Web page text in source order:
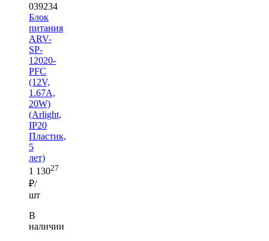
039234
Блок
питания
ARV-
SP-
12020-
PFC
(12V,
1.67A,
20W)
(Arlight,
IP20
Пластик,
5
лет)
1 13027
₽/
шт
В
наличии